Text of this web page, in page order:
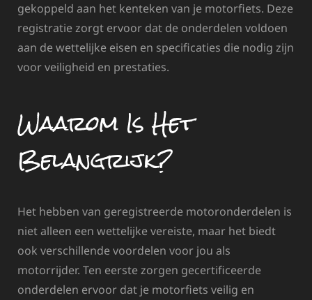
gekoppeld aan het kenteken van je motorfiets. Deze
registratie zorgt ervoor dat de onderdelen voldoen
aan de wettelijke eisen en specificaties die nodig zijn
voor veiligheid en prestaties.
Waarom Is Het
Belangrijk?
Het hebben van geregistreerde motoronderdelen is
niet alleen een wettelijke vereiste, maar het biedt
ook verschillende voordelen voor jou als
motorrijder. Ten eerste zorgen gecertificeerde
onderdelen ervoor dat je motorfiets veilig en